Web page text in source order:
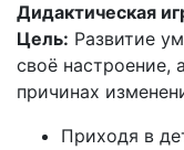
Дидактическая
Цель: Развитие
своё настроение,
причинах
Приходя в